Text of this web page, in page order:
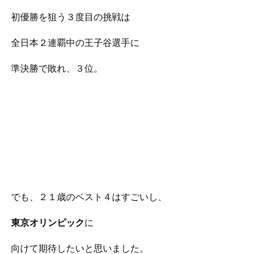
初優勝を狙う３度目の挑戦は
全日本２連覇中の王子谷選手に
準決勝で敗れ、３位。
でも、２１歳のベスト４はすごいし、
東京オリンピックに
向けて期待したいと思いました。